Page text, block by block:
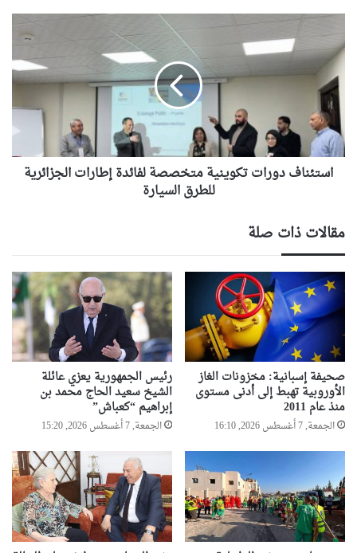
دورات
تكوينية
متخصصة
لفائدة
إطارات
الجزائرية
للطرق
السيارة
استئناف دورات تكوينية متخصصة لفائدة إطارات الجزائرية
للطرق السيارة
مقالات ذات صلة
صحيفة إسبانية: مخزونات الغاز
الأوروبية تهبط إلى أدنى مستوى
منذ عام 2011
الجمعة, 7 أغسطس 2026, 16:10
رئيس الجمهورية يعزي عائلة
الشيخ سعيد الحاج محمد بن
إبراهيم “كعباش”
الجمعة, 7 أغسطس 2026, 15:20